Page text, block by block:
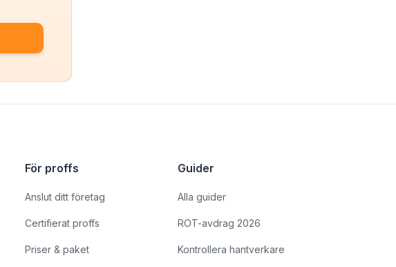
För proffs
Anslut ditt företag
Certifierat proffs
Priser & paket
Guider
Alla guider
ROT-avdrag 2026
Kontrollera hantverkare